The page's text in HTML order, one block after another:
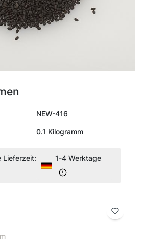
NEW-416
0.1 Kilogramm
Lieferzeit: 1-4 Werktage